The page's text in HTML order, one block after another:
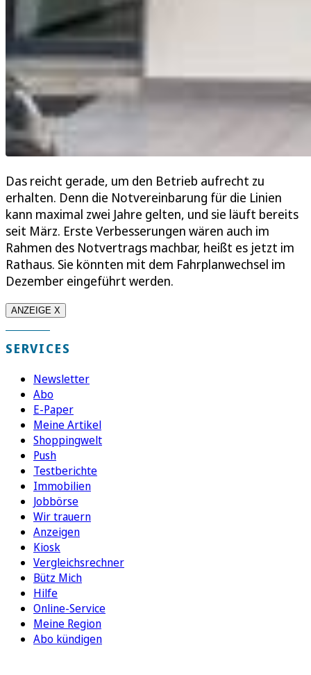
Das reicht gerade, um den Betrieb aufrecht zu
erhalten. Denn die Notvereinbarung für die Linien
kann maximal zwei Jahre gelten, und sie läuft bereits
seit März. Erste Verbesserungen wären auch im
Rahmen des Notvertrags machbar, heißt es jetzt im
Rathaus. Sie könnten mit dem Fahrplanwechsel im
Dezember eingeführt werden.
ANZEIGE X
SERVICES
Newsletter
Abo
E-Paper
Meine Artikel
Shoppingwelt
Push
Testberichte
Immobilien
Jobbörse
Wir trauern
Anzeigen
Kiosk
Vergleichsrechner
Bütz Mich
Hilfe
Online-Service
Meine Region
Abo kündigen